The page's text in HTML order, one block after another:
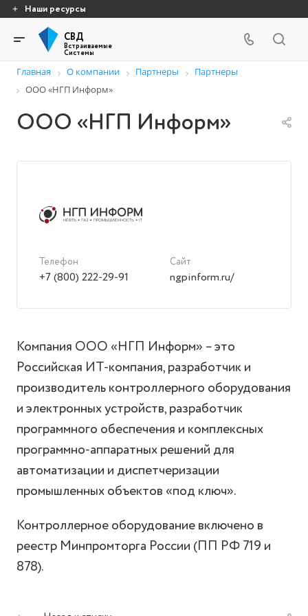
Наши ресурсы
СВД
Встраиваемые
Системы
Главная О компании Партнеры
Партнеры
ООО «НГП Информ»
ООО «НГП Информ»
Телефон
+7 (800) 222-29-91
Сайт
ngpinform.ru/
Компания ООО «НГП Информ» – это
Российская ИТ-компания, разработчик и
производитель контроллерного оборудования
и электронных устройств, разработчик
программного обеспечения и комплексных
программно-аппаратных решений для
автоматизации и диспетчеризации
промышленных объектов «под ключ».
Контроллерное оборудование включено в
реестр Минпромторга России (ПП РФ 719 и
878).